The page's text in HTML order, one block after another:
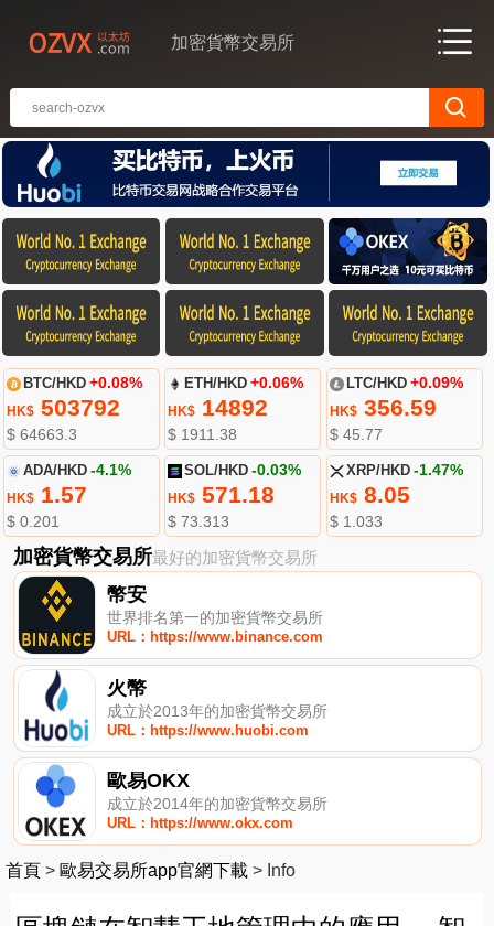
加密貨幣交易所
BTC/HKD +0.08%
HK$503792
$ 64663.3
ETH/HKD +0.06%
HK$ 14892
$ 1911.38
LTC/HKD +0.09%
HK$356.59
$ 45.77
ADA/HKD -4.1%
HK$1.57
$ 0.201
SOL/HKD -0.03%
HK$ 571.18
$ 73.313
XRP/HKD -1.47%
HK$8.05
$ 1.033
加密貨幣交易所最好的加密貨幣交易所
幣安
世界排名第一的加密貨幣交易所
URL：https://www.binance.com
火幣
成立於2013年的加密貨幣交易所
URL：https://www.huobi.com
歐易OKX
成立於2014年的加密貨幣交易所
URL：https://www.okx.com
首頁 > 歐易交易所app官網下載 > Info